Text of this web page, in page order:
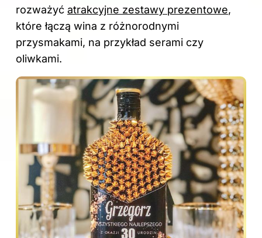
rozważyć atrakcyjne zestawy prezentowe,
które łączą wina z różnorodnymi
przysmakami, na przykład serami czy
oliwkami.